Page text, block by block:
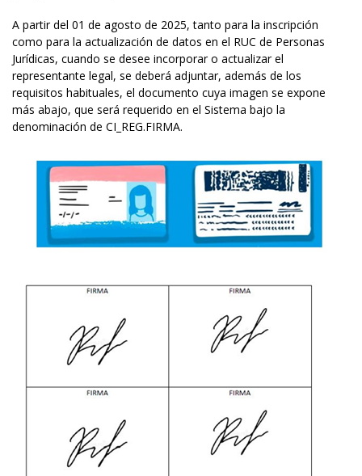
A partir del 01 de agosto de 2025, tanto para la inscripción
como para la actualización de datos en el RUC de Personas
Jurídicas, cuando se desee incorporar o actualizar el
representante legal, se deberá adjuntar, además de los
requisitos habituales, el documento cuya imagen se expone
más abajo, que será requerido en el Sistema bajo la
denominación de CI_REG.FIRMA.